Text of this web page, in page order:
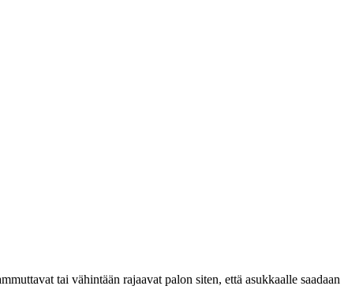
tai vähintään rajaavat palon siten, että asukkaalle saadaan